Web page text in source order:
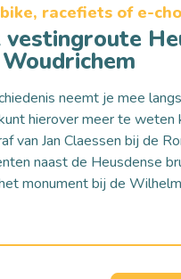
racefiets of e-
Woudrichem
neemt je mee
hierover meer te weten
van Jan Claessen bij de
naast de Heusdense
monument bij de